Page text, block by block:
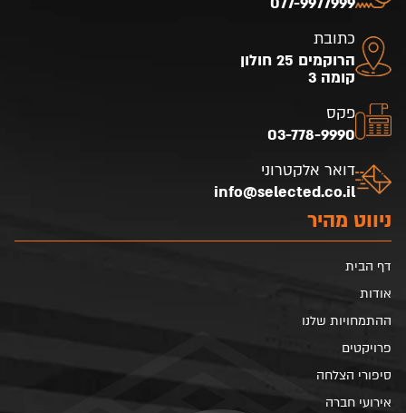
ניווט מהיר
דף הבית
אודות
ההתמחויות שלנו
פרויקטים
סיפורי הצלחה
אירועי חברה
כתובת
הרוקמים 25 חולון
קומה 3
פקס
03-778-9990
דואר אלקטרוני
info@selected.co.il